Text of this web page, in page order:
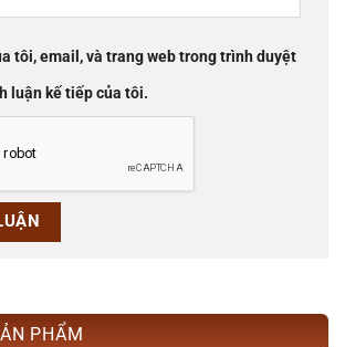
tôi, email, và trang web trong trình duyệt
luận kế tiếp của tôi.
PHẨM